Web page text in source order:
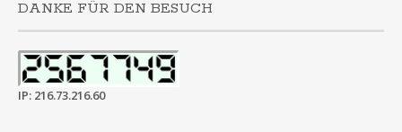
DANKE FÜR DEN BESUCH
IP: 216.73.216.60